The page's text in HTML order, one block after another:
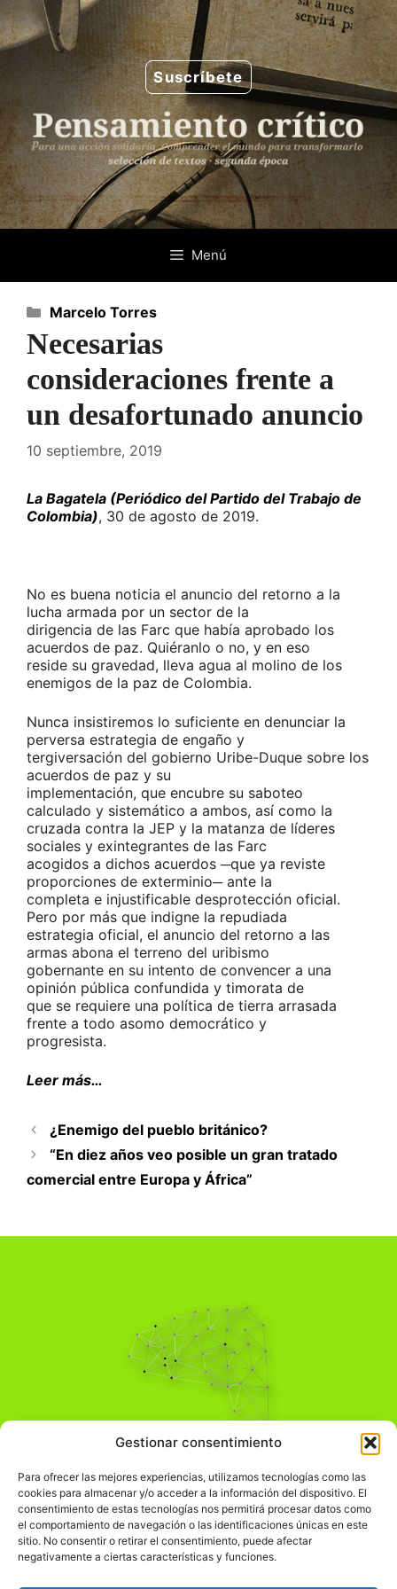
Gestionar consentimiento
Para ofrecer las mejores experiencias, utilizamos tecnologías como las
cookies para almacenar y/o acceder a la información del dispositivo. El
consentimiento de estas tecnologías nos permitirá procesar datos como
el comportamiento de navegación o las identificaciones únicas en este
sitio. No consentir o retirar el consentimiento, puede afectar
negativamente a ciertas características y funciones.
Saltar
al
contenido
Suscríbete
Menú
Necesarias
consideraciones frente a
un desafortunado anuncio
10 septiembre, 2019
La Bagatela (Periódico del Partido del Trabajo de
Colombia), 30 de agosto de 2019.
No es buena noticia el anuncio del retorno a la
lucha armada por un sector de la
dirigencia de las Farc que había aprobado los
acuerdos de paz. Quiéranlo o no, y en eso
reside su gravedad, lleva agua al molino de los
enemigos de la paz de Colombia.
Nunca insistiremos lo suficiente en denunciar la
perversa estrategia de engaño y
tergiversación del gobierno Uribe-Duque sobre los
acuerdos de paz y su
implementación, que encubre su saboteo
calculado y sistemático a ambos, así como la
cruzada contra la JEP y la matanza de líderes
sociales y exintegrantes de las Farc
acogidos a dichos acuerdos ─que ya reviste
proporciones de exterminio─ ante la
completa e injustificable desprotección oficial.
Pero por más que indigne la repudiada
estrategia oficial, el anuncio del retorno a las
armas abona el terreno del uribismo
gobernante en su intento de convencer a una
opinión pública confundida y timorata de
que se requiere una política de tierra arrasada
frente a todo asomo democrático y
progresista.
Leer más…
Categorías
Marcelo Torres
¿Enemigo del pueblo británico?
“En diez años veo posible un gran tratado
comercial entre Europa y África”
Pensamiento Crítico
Comprender el mundo para transformarlo.
Información Legal